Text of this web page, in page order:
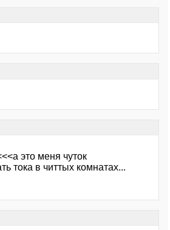
это меня чуток
тока в читтых комнатах...